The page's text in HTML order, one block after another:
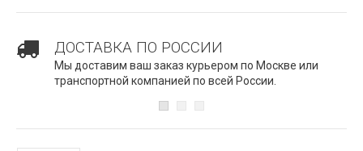
ДОСТАВКА ПО РОССИИ
Мы доставим ваш заказ курьером по Москве или
транспортной компанией по всей России.